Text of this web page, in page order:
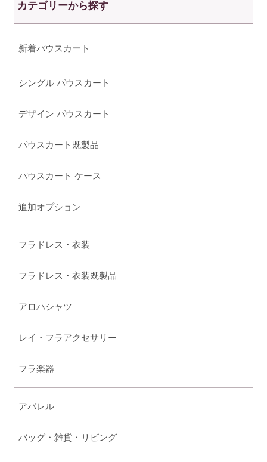
カテゴリーから探す
新着パウスカート
シングル パウスカート
デザイン パウスカート
パウスカート既製品
パウスカート ケース
追加オプション
フラドレス・衣装
フラドレス・衣装既製品
アロハシャツ
レイ・フラアクセサリー
フラ楽器
アパレル
バッグ・雑貨・リビング